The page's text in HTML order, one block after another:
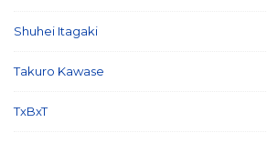
Shuhei Itagaki
Takuro Kawase
TxBxT